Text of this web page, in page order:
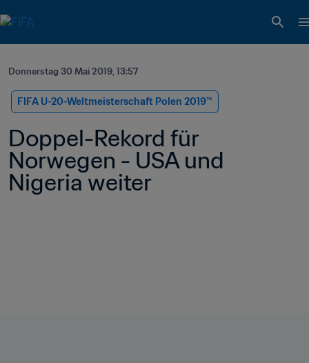
Donnerstag 30 Mai 2019, 13:57
FIFA U-20-Weltmeisterschaft Polen 2019™
Doppel-Rekord für
Norwegen - USA und
Nigeria weiter